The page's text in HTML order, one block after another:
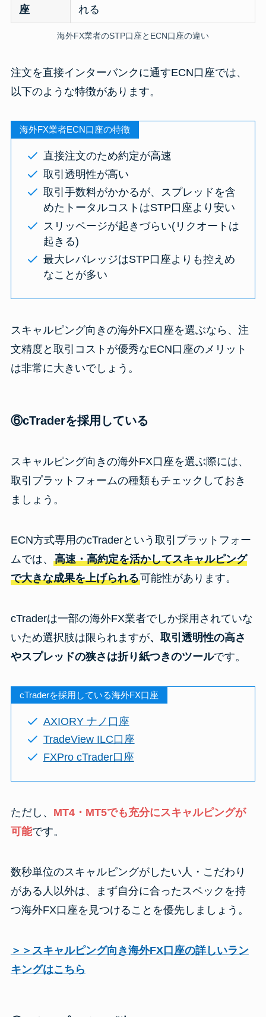
座
れる
海外FX業者のSTP口座とECN口座の違い
注文を直接インターバンクに通すECN口座では、
以下のような特徴があります。
海外FX業者ECN口座の特徴
直接注文のため約定が高速
取引透明性が高い
取引手数料がかかるが、スプレッドを含
めたトータルコストはSTP口座より安い
スリッページが起きづらい(リクオートは
起きる)
最大レバレッジはSTP口座よりも控えめ
なことが多い
スキャルピング向きの海外FX口座を選ぶなら、注
文精度と取引コストが優秀なECN口座のメリット
は非常に大きいでしょう。
⑥cTraderを採用している
スキャルピング向きの海外FX口座を選ぶ際には、
取引プラットフォームの種類もチェックしておき
ましょう。
ECN方式専用のcTraderという取引プラットフォー
ムでは、 高速・高約定を活かしてスキャルピング
で大きな成果を上げられる可能性があります。
cTraderは一部の海外FX業者でしか採用されていな
いため選択肢は限られますが、取引透明性の高さ
やスプレッドの狭さは折り紙つきのツールです。
cTraderを採用している海外FX口座
AXIORY ナノ口座
TradeView ILC口座
FXPro cTrader口座
ただし、 MT4・MT5でも充分にスキャルピングが
可能です。
数秒単位のスキャルピングがしたい人・こだわり
がある人以外は、まず自分に合ったスペックを持
つ海外FX口座を見つけることを優先しましょう。
＞＞スキャルピング向き海外FX口座の詳しいラン
キングはこちら